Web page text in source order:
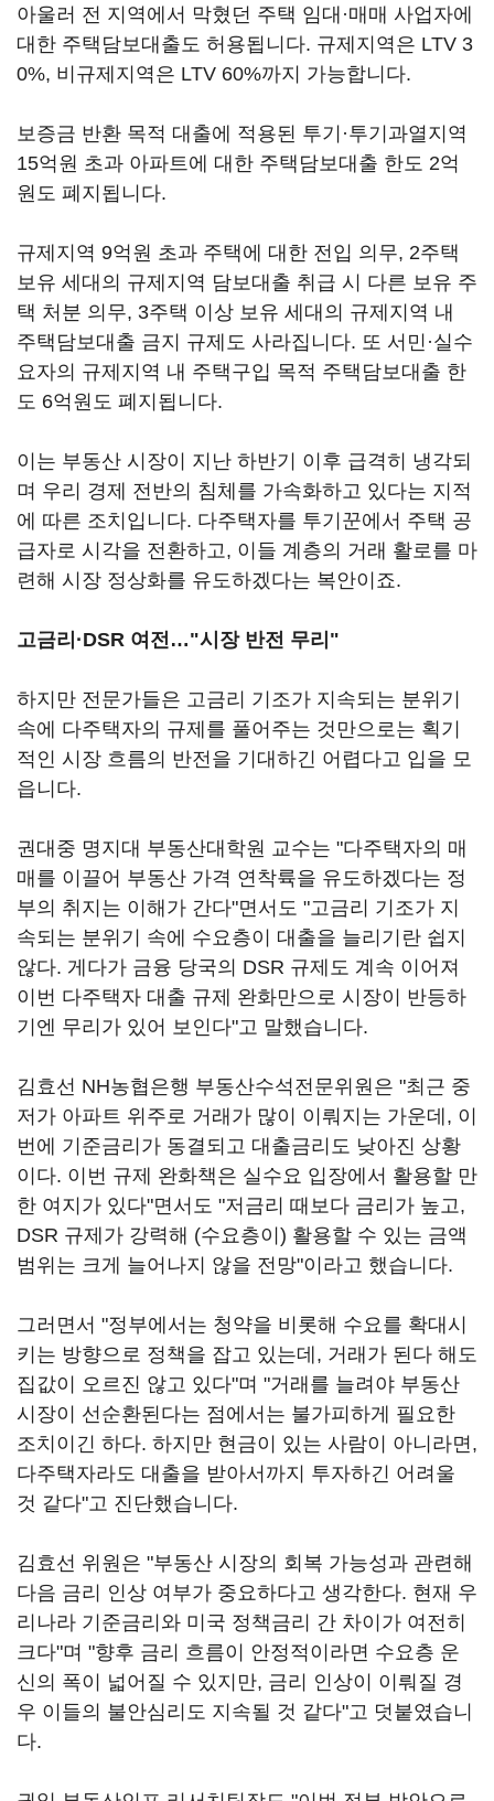
아울러 전 지역에서 막혔던 주택 임대·매매 사업자에
대한 주택담보대출도 허용됩니다. 규제지역은 LTV 3
0%, 비규제지역은 LTV 60%까지 가능합니다.
보증금 반환 목적 대출에 적용된 투기·투기과열지역
15억원 초과 아파트에 대한 주택담보대출 한도 2억
원도 폐지됩니다.
규제지역 9억원 초과 주택에 대한 전입 의무, 2주택
보유 세대의 규제지역 담보대출 취급 시 다른 보유 주
택 처분 의무, 3주택 이상 보유 세대의 규제지역 내
주택담보대출 금지 규제도 사라집니다. 또 서민·실수
요자의 규제지역 내 주택구입 목적 주택담보대출 한
도 6억원도 폐지됩니다.
이는 부동산 시장이 지난 하반기 이후 급격히 냉각되
며 우리 경제 전반의 침체를 가속화하고 있다는 지적
에 따른 조치입니다. 다주택자를 투기꾼에서 주택 공
급자로 시각을 전환하고, 이들 계층의 거래 활로를 마
련해 시장 정상화를 유도하겠다는 복안이죠.
고금리·DSR 여전…"시장 반전 무리"
하지만 전문가들은 고금리 기조가 지속되는 분위기
속에 다주택자의 규제를 풀어주는 것만으로는 획기
적인 시장 흐름의 반전을 기대하긴 어렵다고 입을 모
읍니다.
권대중 명지대 부동산대학원 교수는 "다주택자의 매
매를 이끌어 부동산 가격 연착륙을 유도하겠다는 정
부의 취지는 이해가 간다"면서도 "고금리 기조가 지
속되는 분위기 속에 수요층이 대출을 늘리기란 쉽지
않다. 게다가 금융 당국의 DSR 규제도 계속 이어져
이번 다주택자 대출 규제 완화만으로 시장이 반등하
기엔 무리가 있어 보인다"고 말했습니다.
김효선 NH농협은행 부동산수석전문위원은 "최근 중
저가 아파트 위주로 거래가 많이 이뤄지는 가운데, 이
번에 기준금리가 동결되고 대출금리도 낮아진 상황
이다. 이번 규제 완화책은 실수요 입장에서 활용할 만
한 여지가 있다"면서도 "저금리 때보다 금리가 높고,
DSR 규제가 강력해 (수요층이) 활용할 수 있는 금액
범위는 크게 늘어나지 않을 전망"이라고 했습니다.
그러면서 "정부에서는 청약을 비롯해 수요를 확대시
키는 방향으로 정책을 잡고 있는데, 거래가 된다 해도
집값이 오르진 않고 있다"며 "거래를 늘려야 부동산
시장이 선순환된다는 점에서는 불가피하게 필요한
조치이긴 하다. 하지만 현금이 있는 사람이 아니라면,
다주택자라도 대출을 받아서까지 투자하긴 어려울
것 같다"고 진단했습니다.
김효선 위원은 "부동산 시장의 회복 가능성과 관련해
다음 금리 인상 여부가 중요하다고 생각한다. 현재 우
리나라 기준금리와 미국 정책금리 간 차이가 여전히
크다"며 "향후 금리 흐름이 안정적이라면 수요층 운
신의 폭이 넓어질 수 있지만, 금리 인상이 이뤄질 경
우 이들의 불안심리도 지속될 것 같다"고 덧붙였습니
다.